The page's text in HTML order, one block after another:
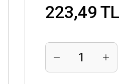
223,49 TL